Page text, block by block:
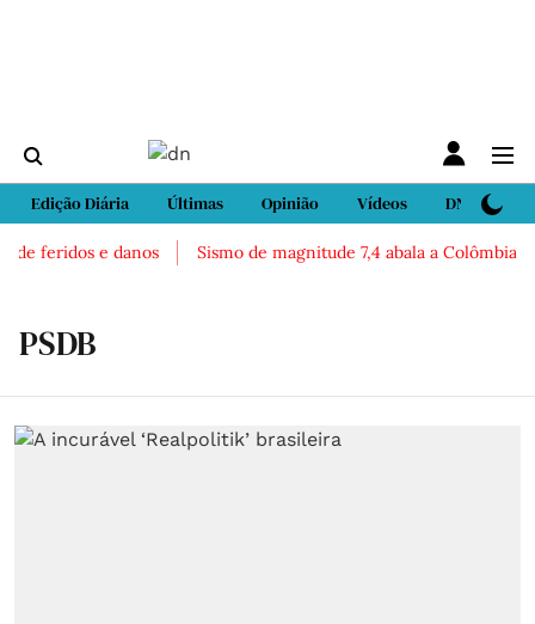
Edição Diária Últimas Opinião Vídeos DN Sport
de feridos e danos Sismo de magnitude 7,4 abala a Colômbia.
PSDB